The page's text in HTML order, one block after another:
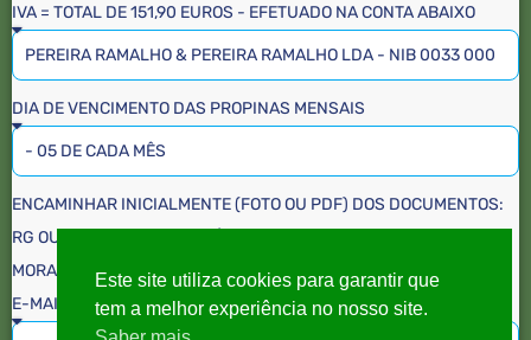
IVA = TOTAL DE 151,90 EUROS - EFETUADO NA CONTA ABAIXO
DIA DE VENCIMENTO DAS PROPINAS MENSAIS
ENCAMINHAR INICIALMENTE (FOTO OU PDF) DOS DOCUMENTOS:
RG OU PASSAPORTE; HISTÓRICO ESCOLAR E COMPROVATIVO DE
MORADA - JUNTO COM O COMPROVANTE DE PAGAMENTO PARA O
E-MAIL ABAIXO:
Este site utiliza cookies para garantir que
tem a melhor experiência no nosso site.